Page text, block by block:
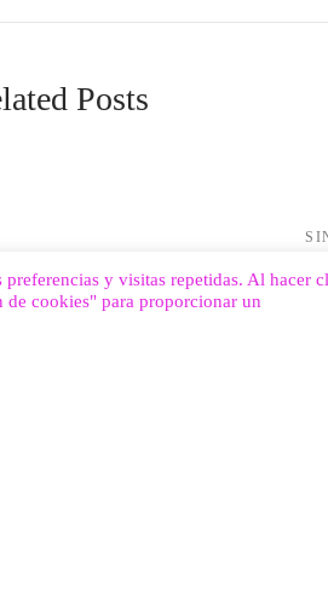
Posts
para cementerio.
los Santos
y visitas repetidas. Al hacer
cookies" para proporcionar un